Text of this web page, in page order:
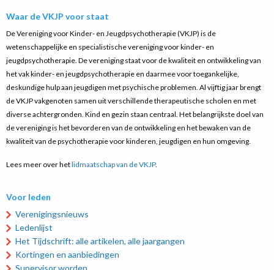
Waar de VKJP voor staat
De Vereniging voor Kinder- en Jeugdpsychotherapie (VKJP) is de
wetenschappelijke en specialistische vereniging voor kinder- en
jeugdpsychotherapie. De vereniging staat voor de kwaliteit en ontwikkeling van
het vak kinder- en jeugdpsychotherapie en daarmee voor toegankelijke,
deskundige hulp aan jeugdigen met psychische problemen. Al vijftig jaar brengt
de VKJP vakgenoten samen uit verschillende therapeutische scholen en met
diverse achtergronden. Kind en gezin staan centraal. Het belangrijkste doel van
de vereniging is het bevorderen van de ontwikkeling en het bewaken van de
kwaliteit van de psychotherapie voor kinderen, jeugdigen en hun omgeving.
Lees meer over hetlidmaatschap van de VKJP.
Voor leden
Verenigingsnieuws
Ledenlijst
Het Tijdschrift: alle artikelen, alle jaargangen
Kortingen en aanbiedingen
Supervisor worden